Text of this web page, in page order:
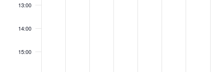
13:00
14:00
15:00